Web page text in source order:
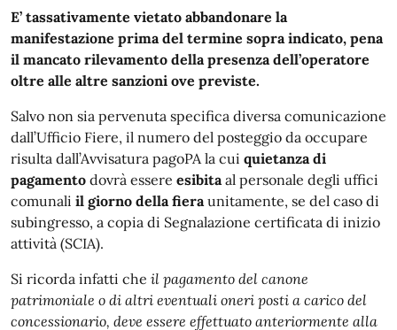
E’ tassativamente vietato abbandonare la
manifestazione prima del termine sopra indicato, pena
il mancato rilevamento della presenza dell’operatore
oltre alle altre sanzioni ove previste.
Salvo non sia pervenuta specifica diversa comunicazione
dall’Ufficio Fiere, il numero del posteggio da occupare
risulta dall’Avvisatura pagoPA la cui quietanza di
pagamento dovrà essere esibitaal personale degli uffici
comunali il giorno della fieraunitamente, se del caso di
subingresso, a copia di Segnalazione certificata di inizio
attività (SCIA).
Si ricorda infatti che il pagamento del canone
patrimoniale o di altri eventuali oneri posti a carico del
concessionario, deve essere effettuato anteriormente alla